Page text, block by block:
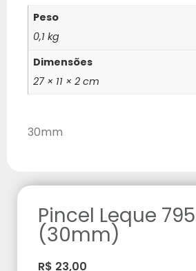
Peso
0,1 kg
Dimensões
27 × 11 × 2 cm
30mm
Pincel Leque
(30mm)
R$ 23,00